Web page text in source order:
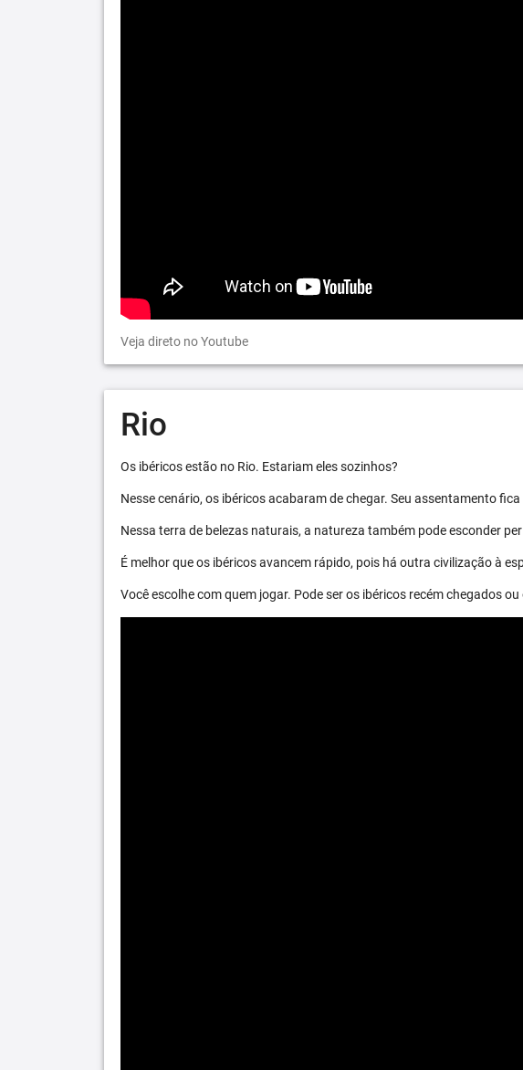
Veja direto no Youtube
Rio
Os ibéricos estão no Rio. Estariam eles sozinhos?
Nesse cenário, os ibéricos acabaram de chegar. Seu assentamento
Nessa terra de belezas naturais, a natureza também pode esconder
É melhor que os ibéricos avancem rápido, pois há outra civilização à
Você escolhe com quem jogar. Pode ser os ibéricos recém chegados